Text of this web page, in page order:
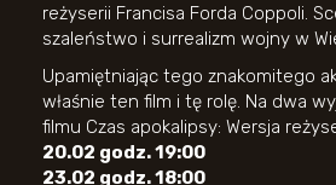
reżyserii Francisa Forda Coppoli.
szaleństwo i surrealizm wojny w
Upamiętniając tego znakomitego
właśnie ten film i tę rolę. Na dwa
filmu Czas apokalipsy: Wersja
20.02 godz. 19:00
23.02 godz. 18:00